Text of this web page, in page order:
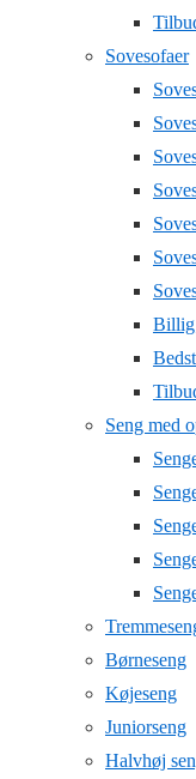
Sovesofaer
Billig
Seng med
Børneseng
Køjeseng
Juniorseng
Halvhøj